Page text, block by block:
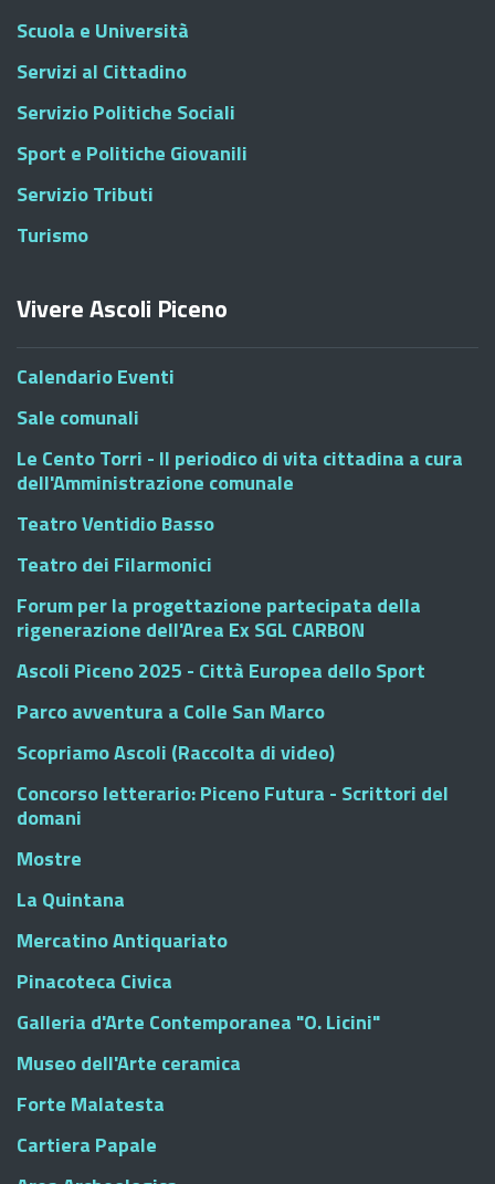
Scuola e Università
Servizi al Cittadino
Servizio Politiche Sociali
Sport e Politiche Giovanili
Servizio Tributi
Turismo
Vivere Ascoli Piceno
Calendario Eventi
Sale comunali
Le Cento Torri - Il periodico di vita cittadina a cura
dell'Amministrazione comunale
Teatro Ventidio Basso
Teatro dei Filarmonici
Forum per la progettazione partecipata della
rigenerazione dell'Area Ex SGL CARBON
Ascoli Piceno 2025 - Città Europea dello Sport
Parco avventura a Colle San Marco
Scopriamo Ascoli (Raccolta di video)
Concorso letterario: Piceno Futura - Scrittori del
domani
Mostre
La Quintana
Mercatino Antiquariato
Pinacoteca Civica
Galleria d'Arte Contemporanea "O. Licini"
Museo dell'Arte ceramica
Forte Malatesta
Cartiera Papale